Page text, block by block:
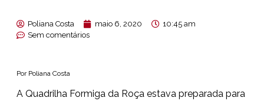
Poliana Costa maio 6, 2020
10:45 am
Sem comentários
Por Poliana Costa
A Quadrilha Formiga da Roça estava preparada para